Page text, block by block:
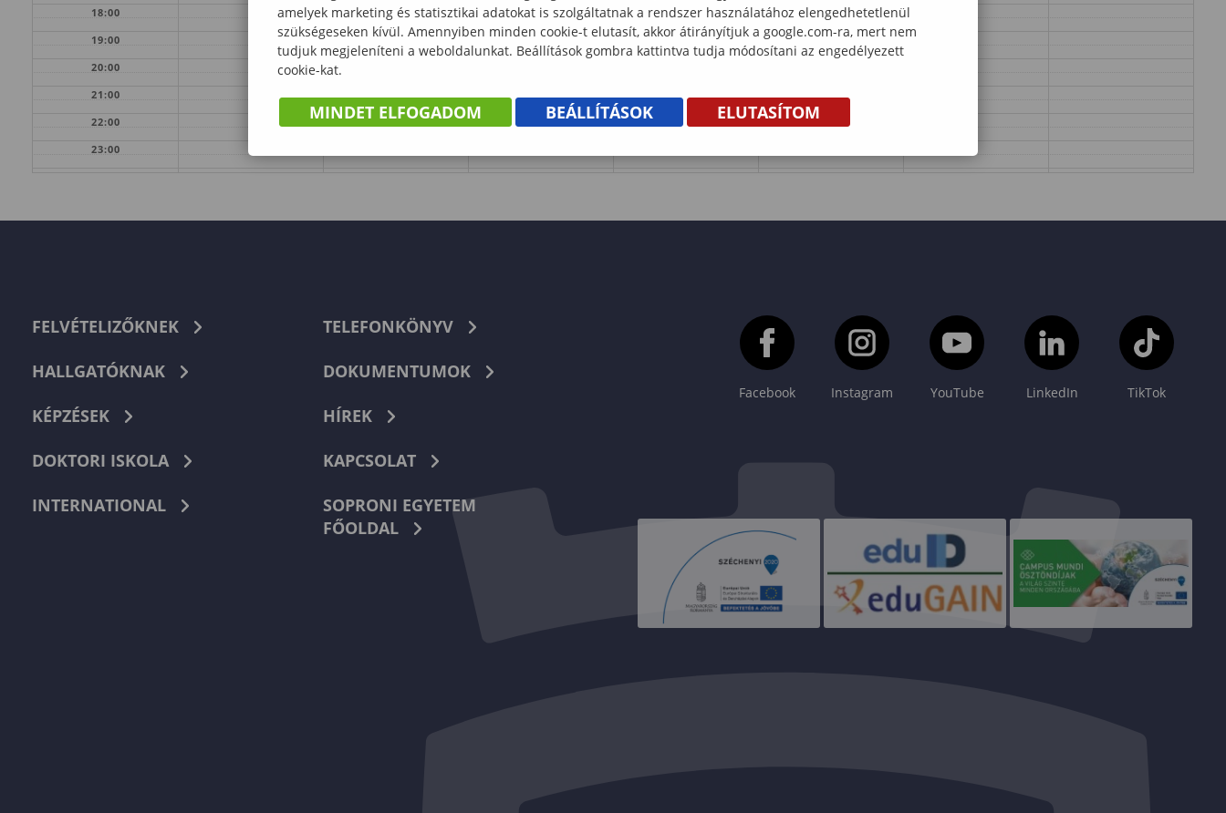
18:00
19:00
20:00
21:00
22:00
23:00
FELVÉTELIZŐKNEK
HALLGATÓKNAK
KÉPZÉSEK
DOKTORI ISKOLA
INTERNATIONAL
TELEFONKÖNYV
DOKUMENTUMOK
HÍREK
KAPCSOLAT
SOPRONI EGYETEM
FŐOLDAL
Facebook Instagram YouTube LinkedIn TikTok
amelyek marketing és statisztikai adatokat is szolgáltatnak a rendszer használatához elengedhetetlenül
szükségeseken kívül. Amennyiben minden cookie-t elutasít, akkor átirányítjuk a google.com-ra, mert nem
tudjuk megjeleníteni a weboldalunkat. Beállítások gombra kattintva tudja módosítani az engedélyezett
cookie-kat.
MINDET ELFOGADOM BEÁLLÍTÁSOK ELUTASÍTOM